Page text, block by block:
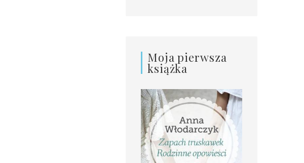
Moja pierwsza
książka